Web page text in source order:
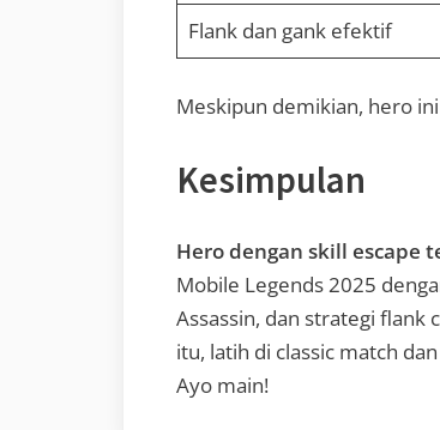
Flank dan gank efektif
Meskipun demikian, hero
Kesimpulan
Hero dengan skill escape
Mobile Legends 2025
Assassin, dan strategi flank
itu, latih di classic match
Ayo main!